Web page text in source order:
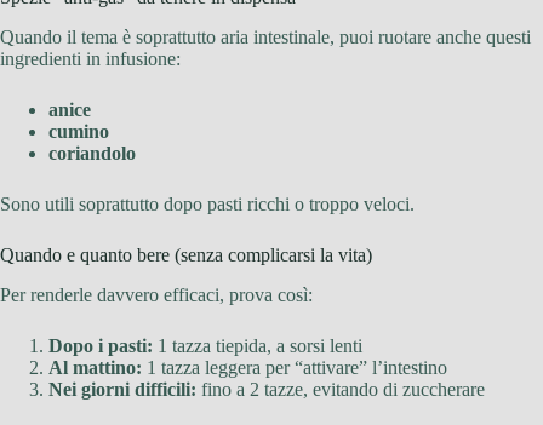
Quando il tema è soprattutto aria intestinale, puoi ruotare anche questi
ingredienti in infusione:
anice
cumino
coriandolo
Sono utili soprattutto dopo pasti ricchi o troppo veloci.
Quando e quanto bere (senza complicarsi la vita)
Per renderle davvero efficaci, prova così:
Dopo i pasti: 1 tazza tiepida, a sorsi lenti
Al mattino: 1 tazza leggera per “attivare” l’intestino
Nei giorni difficili: fino a 2 tazze, evitando di zuccherare